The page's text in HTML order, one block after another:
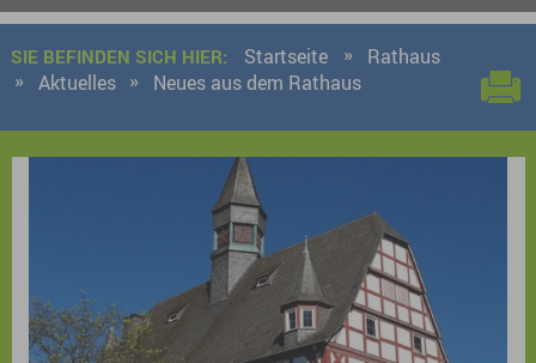
SIE BEFINDEN SICH HIER: Startseite
Rathaus
Aktuelles
Neues aus dem Rathaus
9 Ergebnisse gefunden